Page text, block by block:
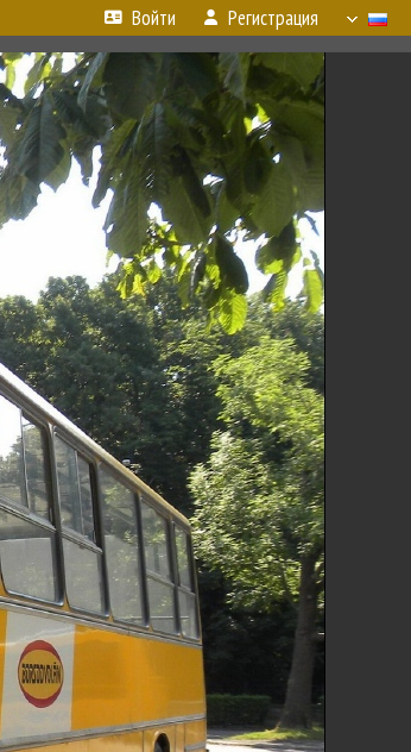
Войти Регистрация